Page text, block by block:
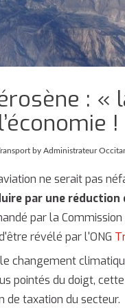
:
by Administrateur
ne serait pas
par une réduction
par la
révélé par l'ONG
changement
pointés du doigt,
de taxation du secteur.